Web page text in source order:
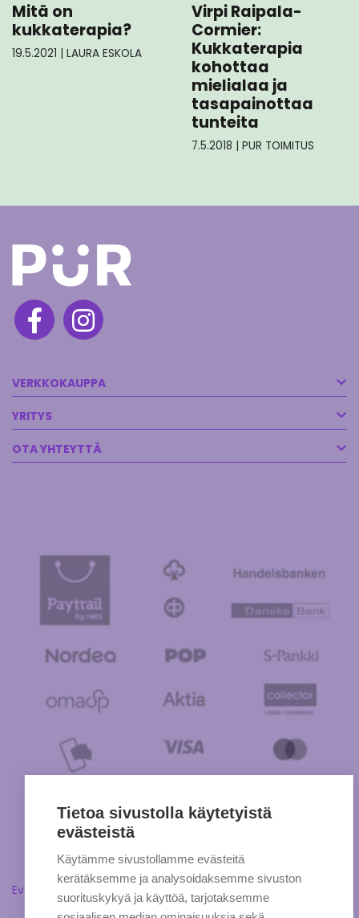
Mitä on
kukkaterapia?
19.5.2021 | LAURA ESKOLA
Virpi Raipala-
Cormier:
Kukkaterapia
kohottaa
mielialaa ja
tasapainottaa
tunteita
7.5.2018 | PUR TOIMITUS
VERKKOKAUPPA
YRITYS
OTA YHTEYTTÄ
Evästeasetukset
Tietoa sivustolla käytetyistä
evästeistä
Käytämme sivustollamme evästeitä
kerätäksemme ja analysoidaksemme sivuston
suorituskykyä ja käyttöä, tarjotaksemme